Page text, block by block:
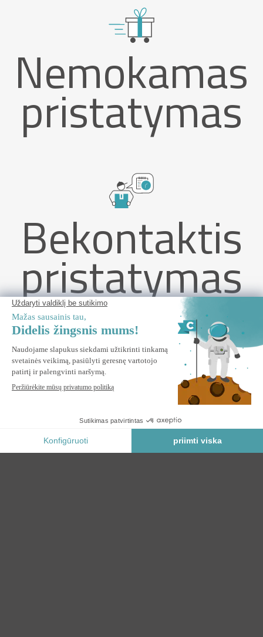
Nemokamas
pristatymas
Bekontaktis
pristatymas
3 VENTO pergolės užtvarų rinkinys, 92 cm, pilkos aliuminio
žaliuzės - PIANA bioklimatinei pergolei
ĮSPĖKITE MANE
Praneškite man, kai ši prekė vėl bus sandėlyje.
Saugus Mokėjimas